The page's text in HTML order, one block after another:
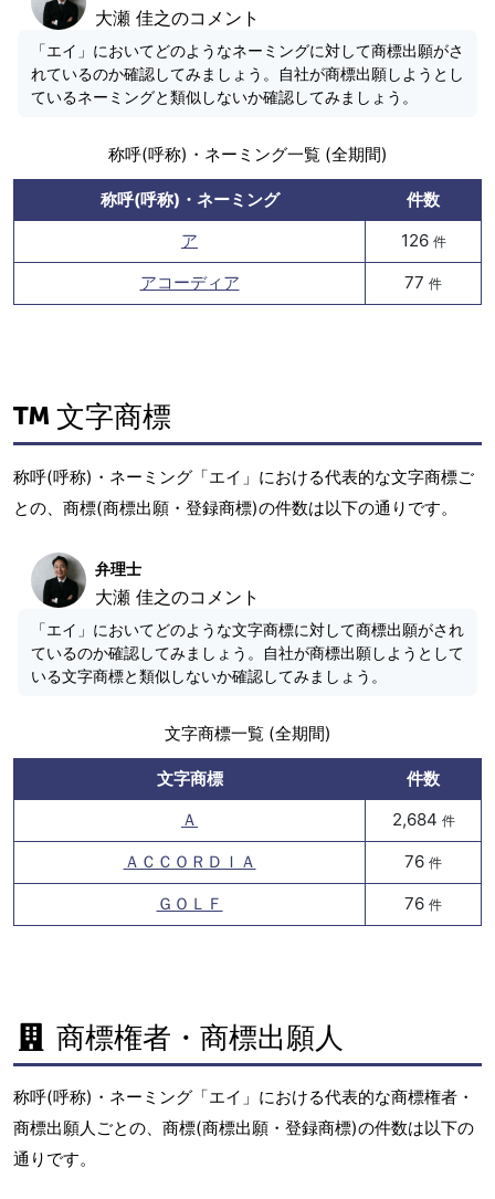
大瀬 佳之のコメント
「エイ」においてどのようなネーミングに対して商標出願がさ
れているのか確認してみましょう。自社が商標出願しようとし
ているネーミングと類似しないか確認してみましょう。
称呼(呼称)・ネーミング一覧 (全期間)
称呼(呼称)・ネーミング
件数
ア
126 件
アコーディア 77 件
文字商標
称呼(呼称)・ネーミング「エイ」における代表的な文字商標ご
との、商標(商標出願・登録商標)の件数は以下の通りです。
弁理士
大瀬 佳之のコメント
「エイ」においてどのような文字商標に対して商標出願がされ
ているのか確認してみましょう。自社が商標出願しようとして
いる文字商標と類似しないか確認してみましょう。
文字商標一覧 (全期間)
文字商標
件数
Ａ
2,684 件
ＡＣＣＯＲＤＩＡ 76 件
ＧＯＬＦ 76 件
商標権者・商標出願人
称呼(呼称)・ネーミング「エイ」における代表的な商標権者・
商標出願人ごとの、商標(商標出願・登録商標)の件数は以下の
通りです。